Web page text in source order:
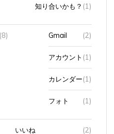
Gmail (2)
アカウント(1)
カレンダー(1)
フォト (1)
いいね (2)